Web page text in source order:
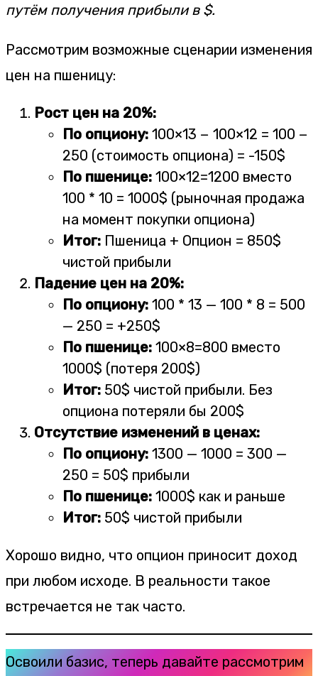
путём получения прибыли в $.
Рассмотрим возможные сценарии изменения
цен на пшеницу:
Рост цен на 20%:
По опциону: 100×13 − 100×12 = 100 −
250 (стоимость опциона) = -150$
По пшенице: 100×12=1200 вместо
100 * 10 = 1000$ (рыночная продажа
на момент покупки опциона)
Итог: Пшеница + Опцион = 850$
чистой прибыли
Падение цен на 20%:
По опциону: 100 * 13 — 100 * 8 = 500
— 250 = +250$
По пшенице: 100×8=800 вместо
1000$ (потеря 200$)
Итог: 50$ чистой прибыли. Без
опциона потеряли бы 200$
Отсутствие изменений в ценах:
По опциону: 1300 — 1000 = 300 —
250 = 50$ прибыли
По пшенице: 1000$ как и раньше
Итог: 50$ чистой прибыли
Хорошо видно, что опцион приносит доход
при любом исходе. В реальности такое
встречается не так часто.
Освоили базис, теперь давайте рассмотрим